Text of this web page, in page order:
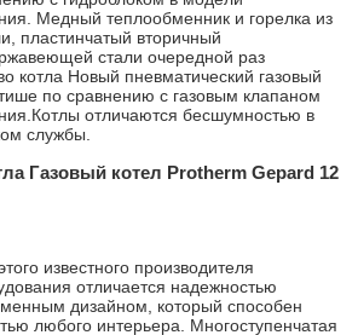
Медный теплообменник и горелка из
пластинчатый вторичный
стали очередной раз
котла Новый пневматический газовый
по сравнению с газовым клапаном
отличаются бесшумностью в
службы.
Газовый котел Protherm Gepard 12
известного производителя
отличается надежностью
дизайном, который способен
любого интерьера. Многоступенчатая